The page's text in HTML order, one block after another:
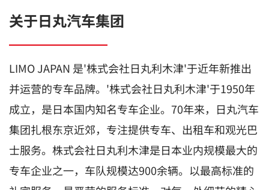
关于日丸汽车集团
LIMO JAPAN 是'株式会社日丸利木津'于近年新推出
并运营的专车品牌。'株式会社日丸利木津'于1950年
成立，是日本国内知名专车企业。70年来，日丸汽车
集团扎根东京近郊，专注提供专车、出租车和观光巴
士服务。株式会社日丸利木津是日本业内规模最大的
专车企业之一，车队规模达900余辆。以最高标准的